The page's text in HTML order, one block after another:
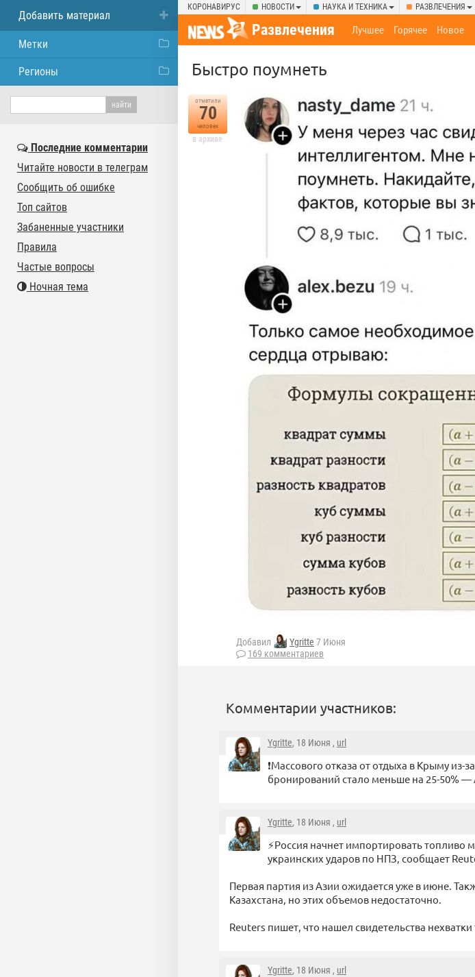
КОРОНАВИРУС НОВОСТИ НАУКА И ТЕХНИКА РАЗВЛЕЧЕНИЯ
Развлечения Лучшее Горячее Новое
Быстро поумнеть
отметили
70
человек
в архиве
Добавил Ygritte 7 Июня
169 комментариев
Комментарии участников:
Ygritte, 18 Июня , url
❗️Массового отказа от отдыха в Крыму
бронирований стало меньше на 25-50%
Ygritte, 18 Июня , url
⚡️Россия начнет импортировать топливо
украинских ударов по НПЗ, сообщает
Первая партия из Азии ожидается уже в июне.
Казахстана, но этих объемов недостаточно.
Reuters пишет, что нашел свидетельства
Ygritte, 18 Июня , url
Добавить материал
Метки
Регионы
Последние комментарии
Читайте новости в телеграм
Сообщить об ошибке
Топ сайтов
Забаненные участники
Правила
Частые вопросы
Ночная тема